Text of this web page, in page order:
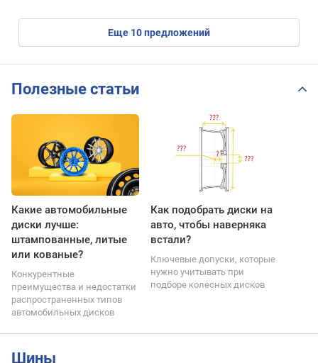
eще 10предложений
Полезные статьи
Какие автомобильные
диски лучше:
штампованные, литые
или кованые?
Конкурентные
преимущества и недостатки
распространенных типов
автомобильных дисков
Как подобрать диски на
авто, чтобы наверняка
встали?
Ключевые допуски, которые
нужно учитывать при
подборе колесных дисков
Шины